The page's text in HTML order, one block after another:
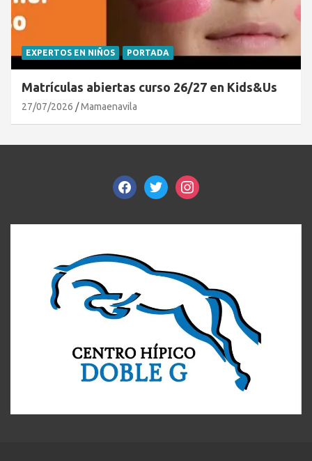
EXPERTOS EN NIÑOS PORTADA
Matrículas abiertas curso 26/27 en Kids&Us
27/07/2026 Mamaenavila
facebooktwitterinstagram